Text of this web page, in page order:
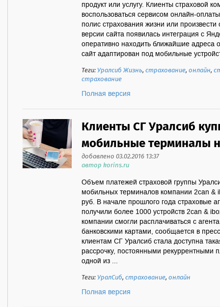
продукт или услугу. Клиенты страховой
воспользоваться сервисом онлайн-
полис страхования жизни или
версии сайта появилась интеграция с
оперативно находить ближайшие
сайт адаптирован под мобильные
Теги:Уралсиб Жизнь,страхование,онлайн,
страхование
Полная версия
Клиенты СГ Уралсиб
мобильные терминалы
добавлено 03.02.2016 13:37
автор korins.ru
Объем платежей страховой группы
мобильных терминалов компании 2can &
руб. В начале прошлого года страховые
получили более 1000 устройств 2can &
компании cмогли расплачиваться с
банковскими картами, сообщается в
клиентам СГ Уралсиб стала доступна
рассрочку, постоянными рекуррентными
одной из ...
Теги:УралСиб,страхование,онлайн
Полная версия